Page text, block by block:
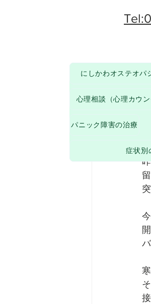
にしかわオステオパ
心理相談（心理カウン
パニック障害の治療
症状別